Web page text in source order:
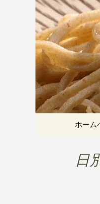
愛
割
こ
コンテン
ホーム
日